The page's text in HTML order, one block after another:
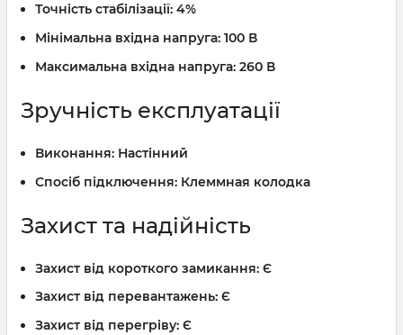
Точність стабілізації: 4%
Мінімальна вхідна напруга: 100 В
Максимальна вхідна напруга: 260 В
Зручність експлуатації
Виконання: Настінний
Спосіб підключення: Клеммная колодка
Захист та надійність
Захист від короткого замикання: Є
Захист від перевантажень: Є
Захист від перегріву: Є